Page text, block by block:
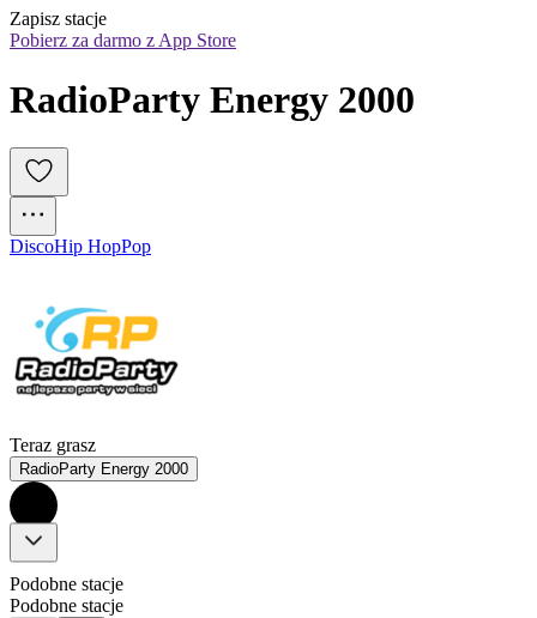
Zapisz stacje
Pobierz za darmo z App Store
RadioParty Energy 2000
DiscoHip HopPop
Teraz grasz
RadioParty Energy 2000
Podobne stacje
Podobne stacje